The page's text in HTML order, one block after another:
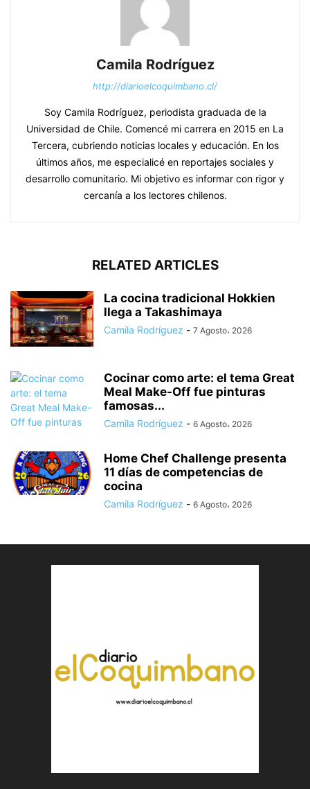
Camila Rodríguez
http://diarioelcoquimbano.cl/
Soy Camila Rodríguez, periodista graduada de la
Universidad de Chile. Comencé mi carrera en 2015 en La
Tercera, cubriendo noticias locales y educación. En los
últimos años, me especialicé en reportajes sociales y
desarrollo comunitario. Mi objetivo es informar con rigor y
cercanía a los lectores chilenos.
RELATED ARTICLES
La cocina tradicional Hokkien
llega a Takashimaya
Camila Rodríguez - 7 Agosto، 2026
Cocinar como arte: el tema Great
Meal Make-Off fue pinturas
famosas...
Camila Rodríguez - 6 Agosto، 2026
Home Chef Challenge presenta
11 días de competencias de
cocina
Camila Rodríguez - 6 Agosto، 2026